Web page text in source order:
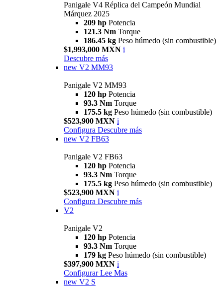
Panigale V4 Réplica del Campeón Mundial
Márquez 2025
209 hp Potencia
121.3 Nm Torque
186.45 kg Peso húmedo (sin combustible)
$1,993,000 MXN i
Descubre más
new V2 MM93
Panigale V2 MM93
120 hp Potencia
93.3 Nm Torque
175.5 kg Peso húmedo (sin combustible)
$523,900 MXN i
Configura Descubre más
new V2 FB63
Panigale V2 FB63
120 hp Potencia
93.3 Nm Torque
175.5 kg Peso húmedo (sin combustible)
$523,900 MXN i
Configura Descubre más
V2
Panigale V2
120 hp Potencia
93.3 Nm Torque
179 kg Peso húmedo (sin combustible)
$397,900 MXN i
Configurar Lee Mas
new V2 S